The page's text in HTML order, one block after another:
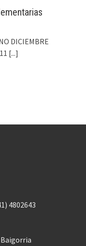
DICIEMBRE
[...]
4802643
Baigorria